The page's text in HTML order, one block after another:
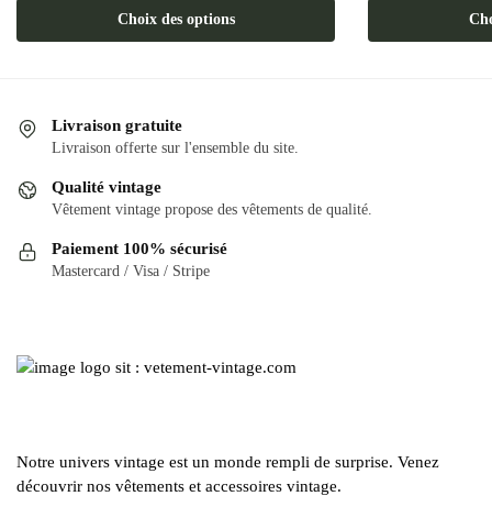
Choix des options
produit
variations.
peuvent
choisies
du
produit
Livraison gratuite
Livraison offerte sur l'ensemble du site.
Qualité vintage
Vêtement vintage propose des vêtements de qualité.
Paiement 100% sécurisé
Mastercard / Visa / Stripe
Notre univers vintage est un monde rempli de surprise. Venez
découvrir nos vêtements et accessoires vintage.